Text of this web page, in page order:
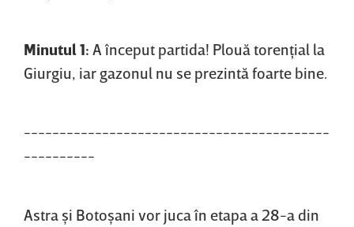
Minutul 1: A început partida! Plouă torenţial la
Giurgiu, iar gazonul nu se prezintă foarte bine.
-------------------------------------------
----------
Astra şi Botoşani vor juca în etapa a 28-a din